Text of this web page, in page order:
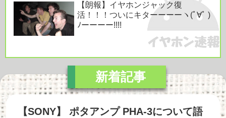
【朗報】イヤホンジャック復
活！！！ついにキターーーーヽ(ﾟ∀ﾟ )
ﾉーーーー!!!!
【SONY】 ポタアンプ PHA-3について語